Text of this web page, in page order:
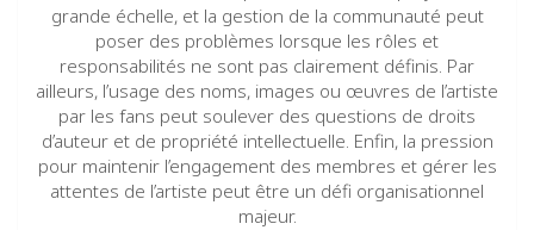
grande échelle, et la gestion de la communauté peut
poser des problèmes lorsque les rôles et
responsabilités ne sont pas clairement définis. Par
ailleurs, l’usage des noms, images ou œuvres de l’artiste
par les fans peut soulever des questions de droits
d’auteur et de propriété intellectuelle. Enfin, la pression
pour maintenir l’engagement des membres et gérer les
attentes de l’artiste peut être un défi organisationnel
majeur.